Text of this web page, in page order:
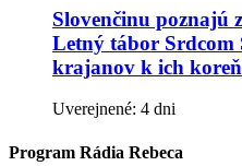
Slovenčinu poznajú
Letný tábor Srdcom
krajanov k ich
Uverejnené: 4 dni
Program Rádia Rebeca